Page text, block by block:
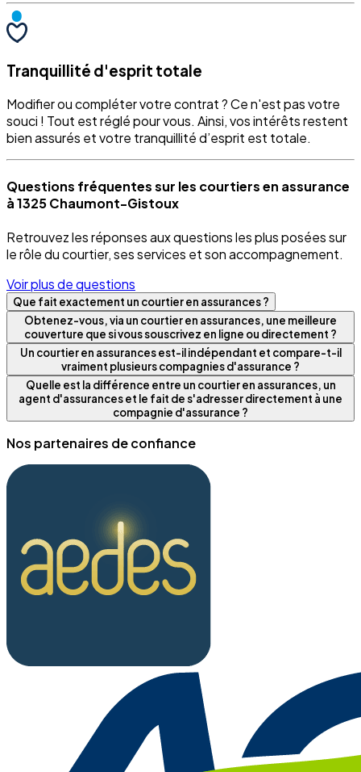
Tranquillité d'esprit totale
Modifier ou compléter votre contrat ? Ce n'est pas votre
souci ! Tout est réglé pour vous. Ainsi, vos intérêts restent
bien assurés et votre tranquillité d’esprit est totale.
Questions fréquentes sur les courtiers en assurance
à 1325 Chaumont-Gistoux
Retrouvez les réponses aux questions les plus posées sur
le rôle du courtier, ses services et son accompagnement.
Voir plus de questions
Que fait exactement un courtier en assurances ?
Obtenez-vous, via un courtier en assurances, une meilleure
couverture que si vous souscrivez en ligne ou directement ?
Un courtier en assurances est-il indépendant et compare-t-il
vraiment plusieurs compagnies d'assurance ?
Quelle est la différence entre un courtier en assurances, un
agent d'assurances et le fait de s'adresser directement à une
compagnie d'assurance ?
Nos partenaires de confiance